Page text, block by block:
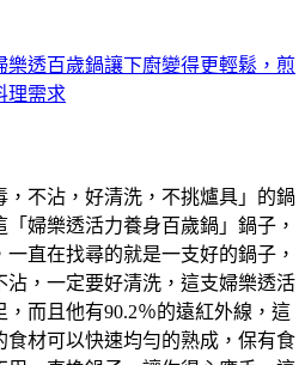
樂透百歲鍋讓下廚變得更輕鬆，煎
理需求
不沾，好清洗，不挑爐具」的鍋
婦樂透活力養身百歲鍋」鍋子，
直在找尋的就是一支好的鍋子，
，一定要好清洗，這支婦樂透活
而且他有90.2％的遠紅外線，這
材可以快速均勻的熟成，保有食